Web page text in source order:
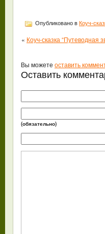
Опубликовано в Коуч-
« Коуч-сказка “Путеводная
Вы можете оставить
Оставить
(обязательно)